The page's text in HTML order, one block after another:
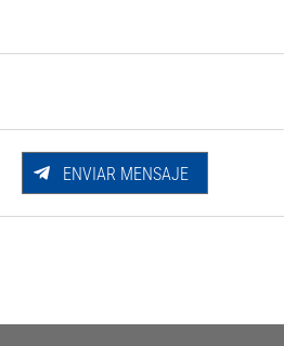
ENVIAR MENSAJE